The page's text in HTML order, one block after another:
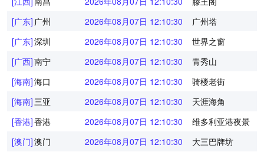
[广东] 广州 2026年08月07日 12:10:30
广州塔
[广东]深圳 2026年08月07日 12:10:30
世界之窗
[广西]南宁 2026年08月07日 12:10:30
青秀山
[海南]海口 2026年08月07日 12:10:30
骑楼老街
[海南]三亚 2026年08月07日 12:10:30
天涯海角
[香港]香港 2026年08月07日 12:10:30
维多利亚港夜景
[澳门]澳门 2026年08月07日 12:10:30
大三巴牌坊